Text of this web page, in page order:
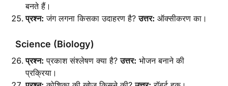
बनते हैं।
प्रश्न: जंग लगना किसका उदाहरण है?उत्तर: ऑक्सीकरण का।
Science (Biology)
प्रश्न: प्रकाश संश्लेषण क्या है?उत्तर: भोजन बनाने की
प्रक्रिया।